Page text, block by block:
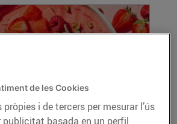
de les Cookies
i de tercers per mesurar l’ús
publicitat basada en un perfil